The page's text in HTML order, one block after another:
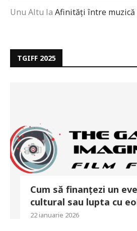
Unu Altu la Afinități între muzică
TGIFF 2025
Cum să finanțezi un
cultural sau lupta cu
22 ianuarie 2026